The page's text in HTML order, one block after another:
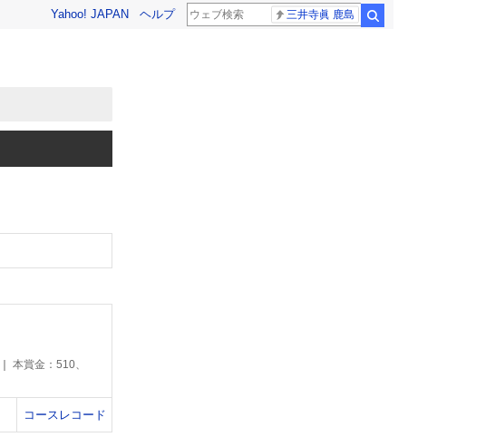
Yahoo! JAPAN ヘルプ 三井寺眞 鹿島
本賞金：510、
コースレコード